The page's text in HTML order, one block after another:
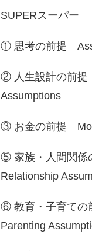
SUPERスーパー
① 思考の前提
② 人生設計の前
Assumptions
③ お金の前提
⑤ 家族・人間関
Relationship
⑥ 教育・子育て
Parenting